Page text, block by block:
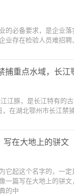
的必备要求，是企业落
业存在检验人员难招
捕重点水域，长江
江豚，是长江特有的
，在湖北鄂州市长江禁
写在大地上的骈文
它起这个名字的，一
一篇写在大地上的骈
的中